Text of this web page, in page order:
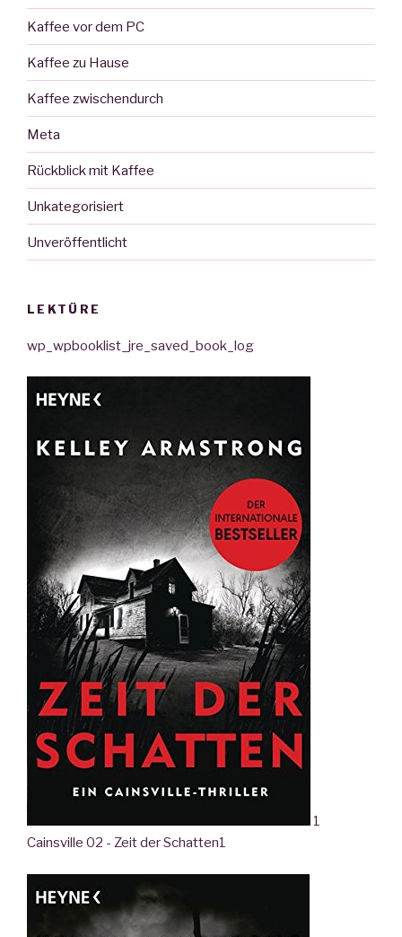
Kaffee vor dem PC
Kaffee zu Hause
Kaffee zwischendurch
Meta
Rückblick mit Kaffee
Unkategorisiert
Unveröffentlicht
LEKTÜRE
wp_wpbooklist_jre_saved_book_log
1
Cainsville 02 - Zeit der Schatten1